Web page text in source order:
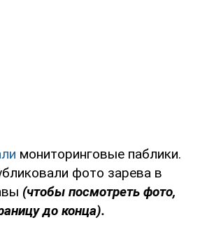
мониторинговые паблики.
фото зарева в
(чтобы посмотреть фото,
до конца).